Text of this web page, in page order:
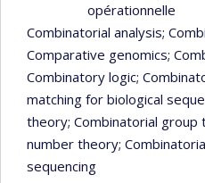
opérationnelle
Combinatorial analysis;
Comparative genomics;
Combinatory logic;
matching for biological
theory; Combinatorial group
number theory;
sequencing